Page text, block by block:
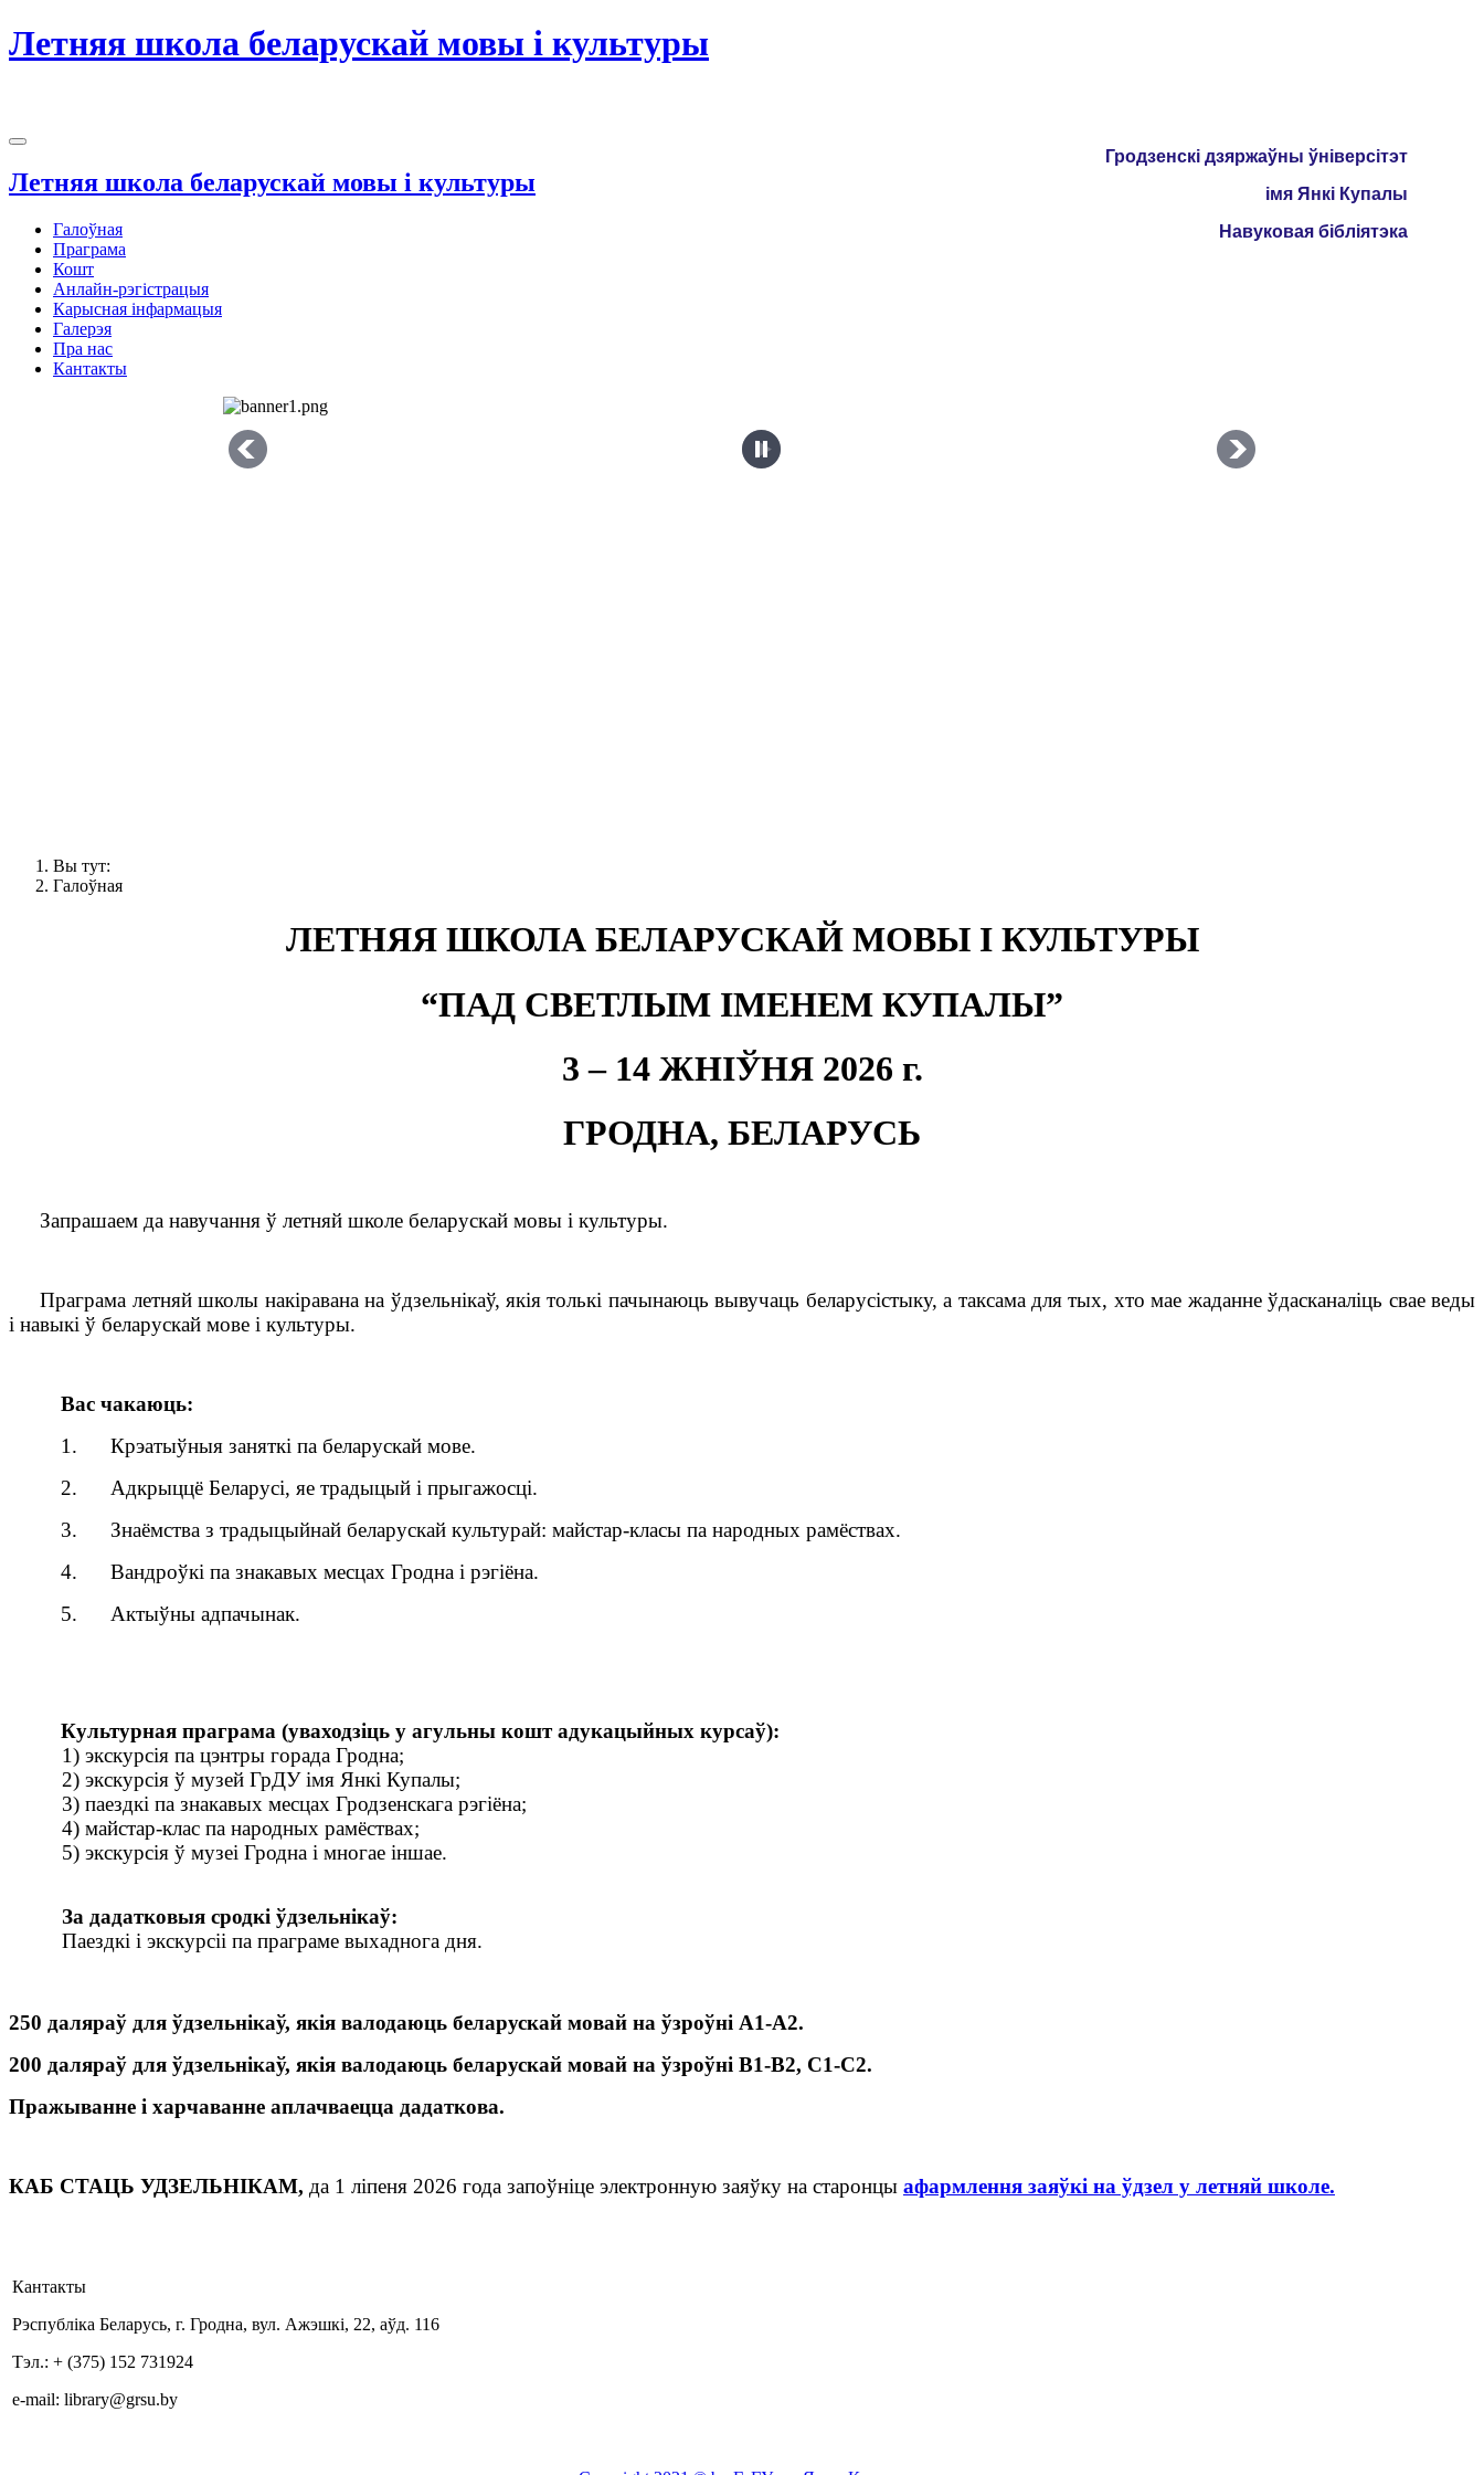
Летняя школа беларускай мовы і культуры
Гродзенскі дзяржаўны ўніверсітэт
імя Янкі Купалы
Навуковая бібліятэка
Летняя школа беларускай мовы і культуры
Галоўная
Праграма
Кошт
Анлайн-рэгістрацыя
Карысная інфармацыя
Галерэя
Пра нас
Кантакты
Вы тут:
Галоўная
ЛЕТНЯЯ ШКОЛА БЕЛАРУСКАЙ МОВЫ І КУЛЬТУРЫ
“ПАД СВЕТЛЫМ ІМЕНЕМ КУПАЛЫ”
3 – 14 ЖНІЎНЯ 2026 г.
ГРОДНА, БЕЛАРУСЬ
Запрашаем да навучання ў летняй школе беларускай мовы і культуры.
Праграма летняй школы накіравана на ўдзельнікаў, якія толькі пачынаюць вывучаць беларусістыку, а таксама для тых, хто мае жаданне ўдасканаліць свае веды
і навыкі ў беларускай мове і культуры.
Вас чакаюць:
1. Крэатыўныя заняткі па беларускай мове.
2. Адкрыццё Беларусі, яе традыцый і прыгажосці.
3. Знаёмства з традыцыйнай беларускай культурай: майстар-класы па народных рамёствах.
4. Вандроўкі па знакавых месцах Гродна і рэгіёна.
5. Актыўны адпачынак.
Культурная праграма (уваходзіць у агульны кошт адукацыйных курсаў):
1) экскурсія па цэнтры горада Гродна;
2) экскурсія ў музей ГрДУ імя Янкі Купалы;
3) паездкі па знакавых месцах Гродзенскага рэгіёна;
4) майстар-клас па народных рамёствах;
5) экскурсія ў музеі Гродна і многае іншае.
За дадатковыя сродкі ўдзельнікаў:
Паездкі і экскурсіі па праграме выхаднога дня.
250 даляраў для ўдзельнікаў, якія валодаюць беларускай мовай на ўзроўні А1-А2.
200 даляраў для ўдзельнікаў, якія валодаюць беларускай мовай на ўзроўні В1-В2, С1-С2.
Пражыванне і харчаванне аплачваецца дадаткова.
КАБ СТАЦЬ УДЗЕЛЬНІКАМ, да 1 ліпеня 2026 года запоўніце электронную заяўку на старонцы афармлення заяўкі на ўдзел у летняй школе.
Кантакты
Рэспубліка Беларусь, г. Гродна, вул. Ажэшкі, 22, аўд. 116
Тэл.: + (375) 152 731924
e-mail: library@grsu.by